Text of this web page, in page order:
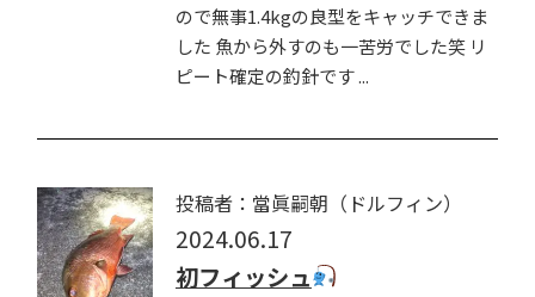
ので無事1.4kgの良型をキャッチできま
した 魚から外すのも一苦労でした笑 リ
ピート確定の釣針です ...
投稿者：當眞嗣朝（ドルフィン）
2024.06.17
初フィッシュ